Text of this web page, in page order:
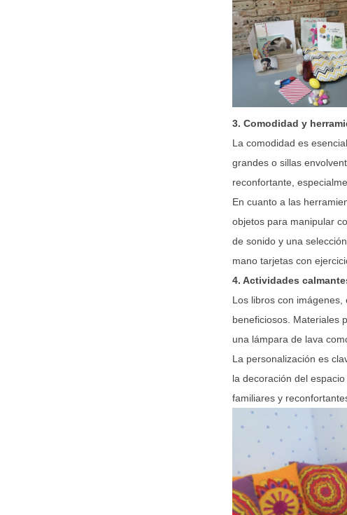
3. Comodidad y
La comodidad es
grandes o sillas
reconfortante,
En cuanto a las
objetos para manipular
de sonido y una
mano tarjetas con
4. Actividades
Los libros con
beneficiosos. Materiales
una lámpara de lava
La personalización es
la decoración del
familiares y